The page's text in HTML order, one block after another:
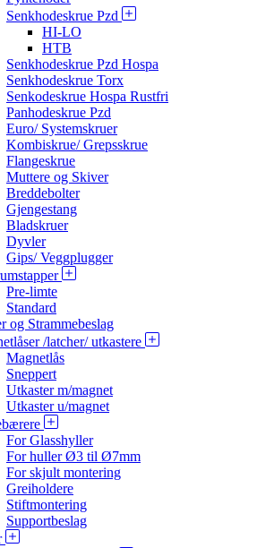
Senkhodeskrue Pzd
HI-LO
HTB
Senkhodeskrue Pzd Hospa
Senkhodeskrue Torx
Senkodeskrue Hospa Rustfri
Panhodeskrue Pzd
Euro/ Systemskruer
Kombiskrue/ Grepsskrue
Flangeskrue
Muttere og Skiver
Breddebolter
Gjengestang
Bladskruer
Dyvler
Gips/ Veggplugger
Pre-limte
Standard
og Strammebeslag
/latcher/ utkastere
Magnetlås
Sneppert
Utkaster m/magnet
Utkaster u/magnet
For Glasshyller
For huller Ø3 til Ø7mm
For skjult montering
Greiholdere
Stiftmontering
Supportbeslag